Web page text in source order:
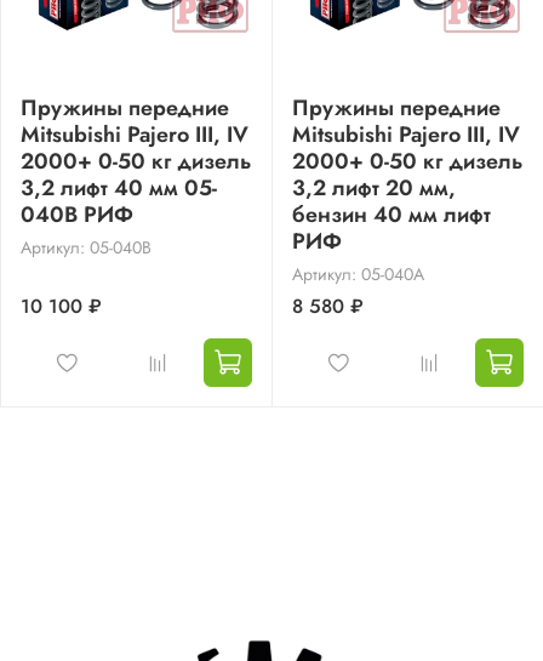
Пружины передние
Mitsubishi Pajero III, IV
2000+ 0-50 кг дизель
3,2 лифт 40 мм 05-
040B РИФ
Артикул: 05-040B
10 100 ₽
Пружины передние
Mitsubishi Pajero III, IV
2000+ 0-50 кг дизель
3,2 лифт 20 мм,
бензин 40 мм лифт
РИФ
Артикул: 05-040A
8 580 ₽